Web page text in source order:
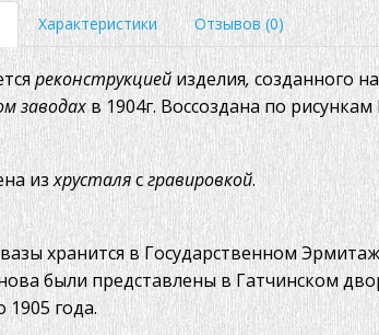
Характеристики Отзывов (0)
реконструкциейизделия, созданного на
заводахв 1904г. Воссоздана по
изхрусталясгравировкой.
хранится в Государственном
были представлены в Гатчинском
1905 года.